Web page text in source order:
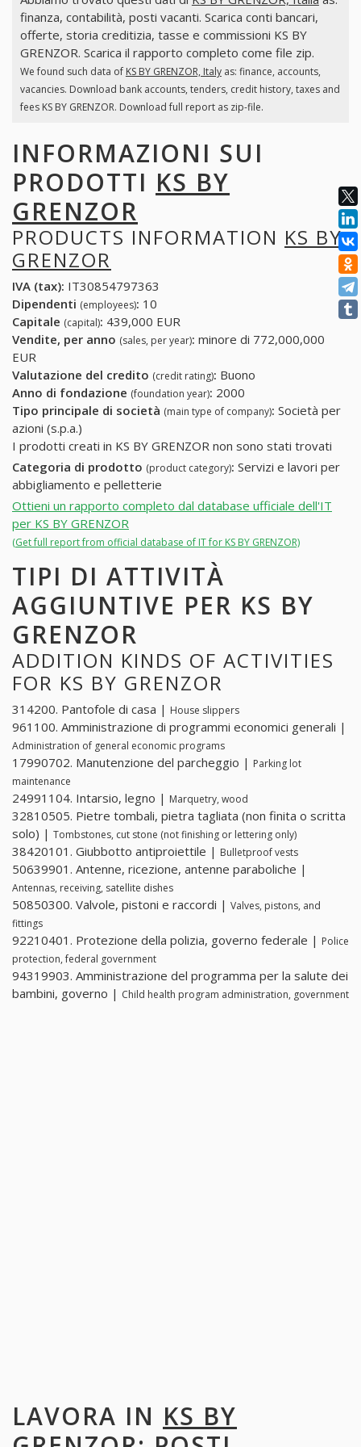
finanza, contabilità, posti vacanti. Scarica conti bancari,
offerte, storia creditizia, tasse e commissioni KS BY
GRENZOR. Scarica il rapporto completo come file zip.
We found such data of KS BY GRENZOR, Italyas: finance, accounts,
vacancies. Download bank accounts, tenders, credit history, taxes and
fees KS BY GRENZOR. Download full report as zip-file.
INFORMAZIONI SUI
PRODOTTI KS BY
GRENZOR
PRODUCTS INFORMATION KS BY
GRENZOR
IVA (tax): IT30854797363
Dipendenti (employees): 10
Capitale (capital): 439,000 EUR
Vendite, per anno (sales, per year): minore di 772,000,000
EUR
Valutazione del credito (credit rating): Buono
Anno di fondazione (foundation year): 2000
Tipo principale di società (main type of company): Società per
azioni (s.p.a.)
I prodotti creati in KS BY GRENZOR non sono stati trovati
Categoria di prodotto (product category): Servizi e lavori per
abbigliamento e pelletterie
Ottieni un rapporto completo dal database ufficiale dell'IT
per KS BY GRENZOR
(Get full report from official database of IT for KS BY GRENZOR)
TIPI DI ATTIVITÀ
AGGIUNTIVE PER KS BY
GRENZOR
ADDITION KINDS OF ACTIVITIES
FOR KS BY GRENZOR
314200. Pantofole di casa | House slippers
961100. Amministrazione di programmi economici generali |
Administration of general economic programs
17990702. Manutenzione del parcheggio | Parking lot
maintenance
24991104. Intarsio, legno | Marquetry, wood
32810505. Pietre tombali, pietra tagliata (non finita o scritta
solo) | Tombstones, cut stone (not finishing or lettering only)
38420101. Giubbotto antiproiettile | Bulletproof vests
50639901. Antenne, ricezione, antenne paraboliche |
Antennas, receiving, satellite dishes
50850300. Valvole, pistoni e raccordi | Valves, pistons, and
fittings
92210401. Protezione della polizia, governo federale | Police
protection, federal government
94319903. Amministrazione del programma per la salute dei
bambini, governo | Child health program administration, government
LAVORA IN KS BY